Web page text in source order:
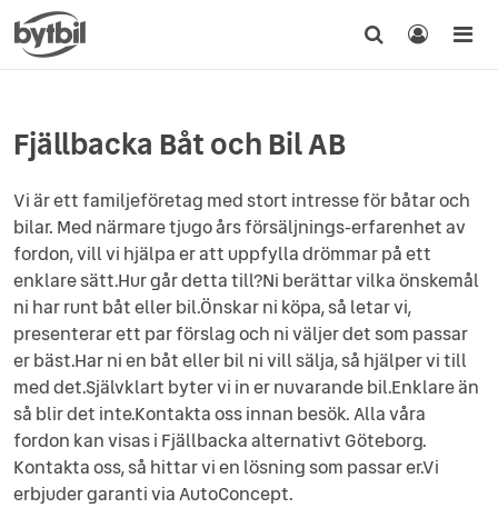
Fjällbacka Båt och Bil AB
Vi är ett familjeföretag med stort intresse för båtar och
bilar. Med närmare tjugo års försäljnings-erfarenhet av
fordon, vill vi hjälpa er att uppfylla drömmar på ett
enklare sätt.Hur går detta till?Ni berättar vilka önskemål
ni har runt båt eller bil.Önskar ni köpa, så letar vi,
presenterar ett par förslag och ni väljer det som passar
er bäst.Har ni en båt eller bil ni vill sälja, så hjälper vi till
med det.Självklart byter vi in er nuvarande bil.Enklare än
så blir det inte.Kontakta oss innan besök. Alla våra
fordon kan visas i Fjällbacka alternativt Göteborg.
Kontakta oss, så hittar vi en lösning som passar er.Vi
erbjuder garanti via AutoConcept.